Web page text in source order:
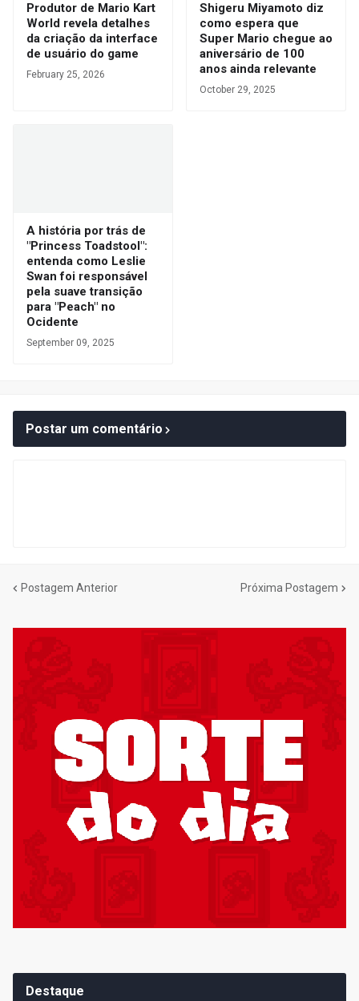
Produtor de Mario Kart
World revela detalhes
da criação da interface
de usuário do game
February 25, 2026
Shigeru Miyamoto diz
como espera que
Super Mario chegue ao
aniversário de 100
anos ainda relevante
October 29, 2025
A história por trás de
"Princess Toadstool":
entenda como Leslie
Swan foi responsável
pela suave transição
para "Peach" no
Ocidente
September 09, 2025
Postar um comentário
Postagem Anterior Próxima Postagem
Destaque